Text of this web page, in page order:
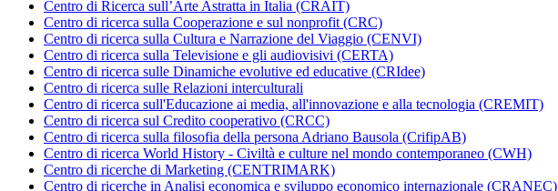
Centro di Ricerca sull’Arte Astratta in Italia (CRAIT)
Centro di ricerca sulla Cooperazione e sul nonprofit (CRC)
Centro di ricerca sulla Cultura e Narrazione del Viaggio (CENVI)
Centro di ricerca sulla Televisione e gli audiovisivi (CERTA)
Centro di ricerca sulle Dinamiche evolutive ed educative (CRIdee)
Centro di ricerca sulle Relazioni interculturali
Centro di ricerca sull'Educazione ai media, all'innovazione e alla tecnologia (CREMIT)
Centro di ricerca sul Credito cooperativo (CRCC)
Centro di ricerca sulla filosofia della persona Adriano Bausola (CrifipAB)
Centro di ricerca World History - Civiltà e culture nel mondo contemporaneo (CWH)
Centro di ricerche di Marketing (CENTRIMARK)
Centro di ricerche in Analisi economica e sviluppo economico internazionale (CRANEC)